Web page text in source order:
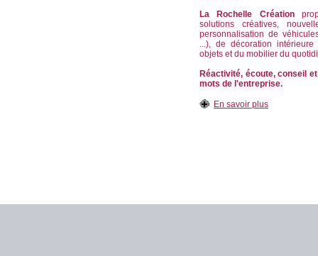
La Rochelle Création
solutions créatives,
personnalisation de
...), de décoration
objets et du mobilier du
Réactivité, écoute, conseil
mots de l'entreprise.
En savoir plus